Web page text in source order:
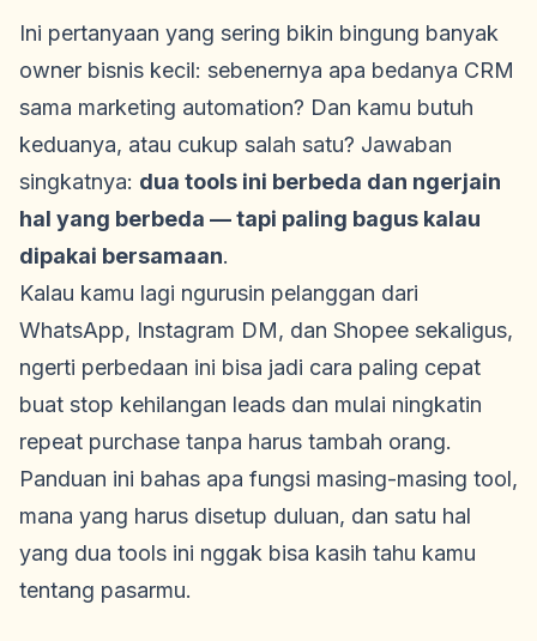
Ini pertanyaan yang sering bikin bingung banyak
owner bisnis kecil: sebenernya apa bedanya CRM
sama marketing automation? Dan kamu butuh
keduanya, atau cukup salah satu? Jawaban
singkatnya: dua tools ini berbeda dan ngerjain
hal yang berbeda — tapi paling bagus kalau
dipakai bersamaan.
Kalau kamu lagi ngurusin pelanggan dari
WhatsApp, Instagram DM, dan Shopee sekaligus,
ngerti perbedaan ini bisa jadi cara paling cepat
buat stop kehilangan leads dan mulai ningkatin
repeat purchase tanpa harus tambah orang.
Panduan ini bahas apa fungsi masing-masing tool,
mana yang harus disetup duluan, dan satu hal
yang dua tools ini nggak bisa kasih tahu kamu
tentang pasarmu.